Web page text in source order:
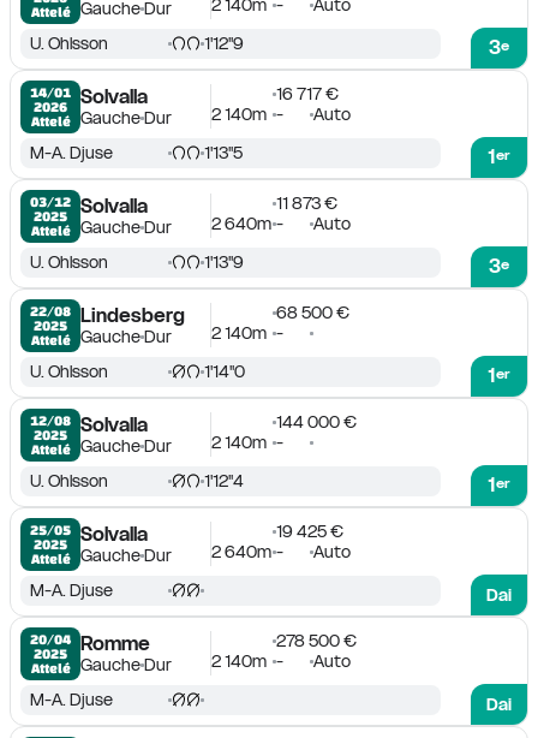
Attelé
GaucheDur 2 140m - Auto
3e
U. Ohlsson 1'12''9
14/01
2026
Attelé
Solvalla
GaucheDur
16 717 €
2 140m - Auto
1er
M-A. Djuse 1'13''5
03/12
2025
Attelé
Solvalla
GaucheDur
11 873 €
2 640m - Auto
3e
U. Ohlsson 1'13''9
22/08
2025
Attelé
Lindesberg
GaucheDur
68 500 €
2 140m -
1er
U. Ohlsson 1'14''0
12/08
2025
Attelé
Solvalla
GaucheDur
144 000 €
2 140m -
1er
U. Ohlsson 1'12''4
25/05
2025
Attelé
Solvalla
GaucheDur
19 425 €
2 640m -
Auto
Dai
M-A. Djuse
20/04
2025
Attelé
Romme
GaucheDur
278 500 €
2 140m -
Auto
Dai
M-A. Djuse